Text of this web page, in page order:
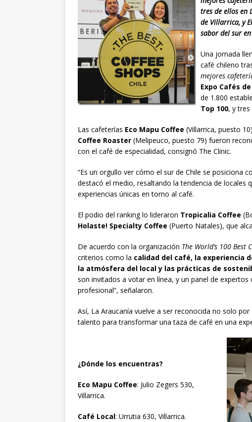
tres de ellos en
de Villarrica, y
sabor del sur
Una jornada
café chileno
mejores
Expo Cafés
de 1.800
Top 100, y tres
Las cafeterías Eco Mapu Coffee (Villarrica, puesto
Coffee Roaster (Melipeuco, puesto 79) fueron
con el café de especialidad, consignó The Clinic.
“Es un orgullo ver cómo el sur de Chile se posiciona
destacó el medio, resaltando la tendencia de locales
experiencias únicas en torno al café.
El podio del ranking lo lideraron Tropicalia Coffee
Holaste! Specialty Coffee (Puerto Natales), que
De acuerdo con la organización The World’s 100 Best
criterios como la calidad del café, la experiencia
la atmósfera del local y las prácticas de
son invitados a votar en línea, y un panel de
profesional”, señalaron.
Así, La Araucanía vuelve a ser reconocida no solo
talento para transformar una taza de café en una
¿Dónde los encuentras?
Eco Mapu Coffee: Julio Zegers 530,
Villarrica.
Café Local: Urrutia 630, Villarrica.